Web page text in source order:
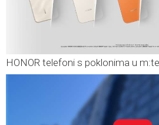
HONOR telefoni s poklonima u